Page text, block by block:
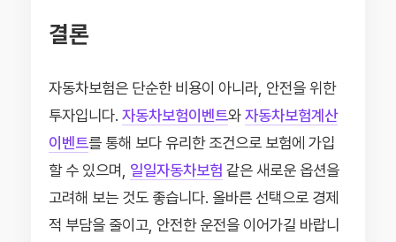
결론
자동차보험은 단순한 비용이 아니라, 안전을 위한
투자입니다. 자동차보험이벤트와자동차보험계산
이벤트를 통해 보다 유리한 조건으로 보험에 가입
할 수 있으며, 일일자동차보험 같은 새로운 옵션을
고려해 보는 것도 좋습니다. 올바른 선택으로 경제
적 부담을 줄이고, 안전한 운전을 이어가길 바랍니